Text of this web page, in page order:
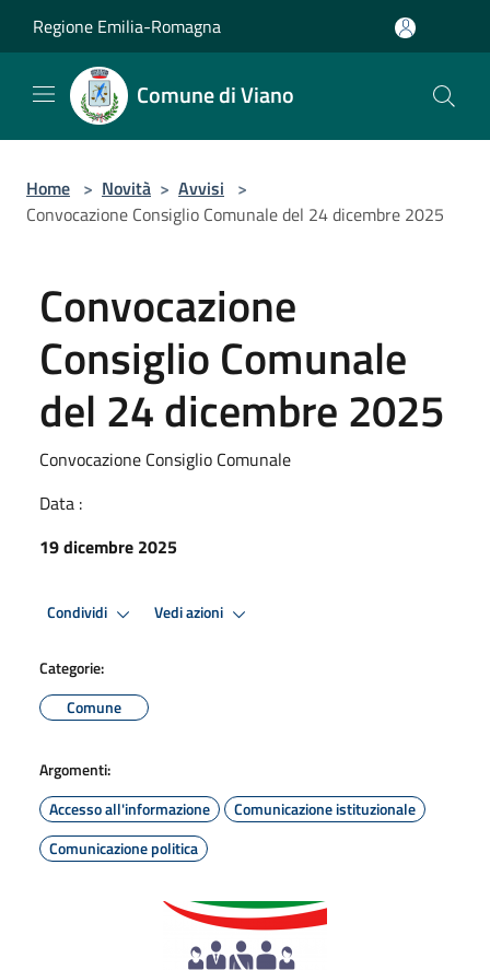
Regione Emilia-Romagna
Comune di Viano
Home > Novità > Avvisi >
Convocazione Consiglio Comunale del 24 dicembre 2025
Convocazione
Consiglio Comunale
del 24 dicembre 2025
Convocazione Consiglio Comunale
Data :
19 dicembre 2025
Condividi Vedi azioni
Categorie:
Comune
Argomenti:
Accesso all'informazione
Comunicazione istituzionale
Comunicazione politica